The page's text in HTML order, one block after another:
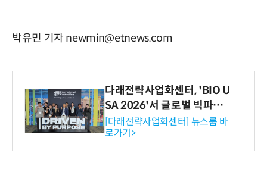
박유민 기자 newmin@etnews.com
다래전략사업화센터, 'BIO U
SA 2026'서 글로벌 빅파마
와의 비즈니스 미팅 지원…K
-바이오 해외 진출 교두보 확
보
[다래전략사업화센터] 뉴스룸 바
로가기>